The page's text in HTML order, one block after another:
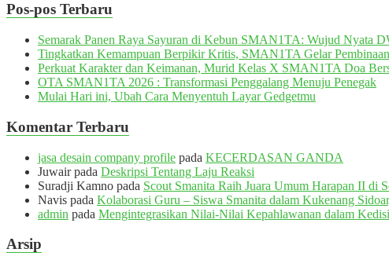
Pos-pos Terbaru
Semarak Panen Raya Sayuran di Kebun SMAN1TA: Wujud Nyata
Tingkatkan Kemampuan Berpikir Kritis, SMAN1TA Gelar
Perkuat Karakter dan Keimanan, Murid Kelas X SMAN1TA Doa
OTA SMAN1TA 2026 : Transformasi Penggalang Menuju Penegak
Mulai Hari ini, Ubah Cara Menyentuh Layar Gedgetmu
Komentar Terbaru
jasa desain company profile pada KECERDASAN GANDA
Juwairpada Deskripsi Tentang Laju Reaksi
Suradji Kamno pada Scout Smanita Raih Juara Umum Harapan II di
Navis pada Kolaborasi Guru – Siswa Smanita dalam Kukenang
admin pada Mengintegrasikan Nilai-Nilai Kepahlawanan dalam
Arsip